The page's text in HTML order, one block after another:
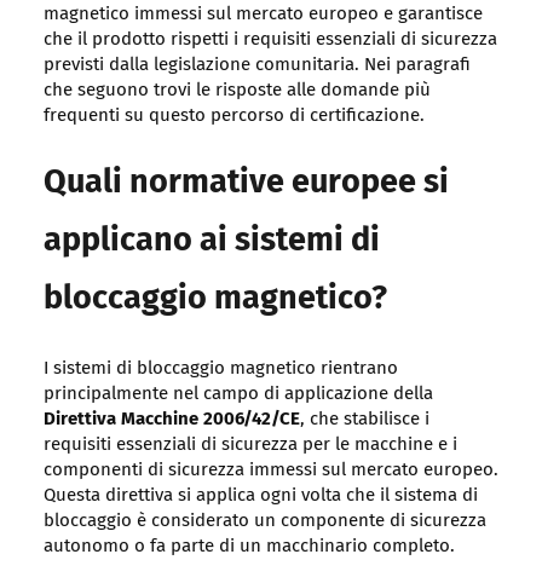
magnetico immessi sul mercato europeo e garantisce
che il prodotto rispetti i requisiti essenziali di sicurezza
previsti dalla legislazione comunitaria. Nei paragrafi
che seguono trovi le risposte alle domande più
frequenti su questo percorso di certificazione.
Quali normative europee si
applicano ai sistemi di
bloccaggio magnetico?
I sistemi di bloccaggio magnetico rientrano
principalmente nel campo di applicazione della
Direttiva Macchine 2006/42/CE, che stabilisce i
requisiti essenziali di sicurezza per le macchine e i
componenti di sicurezza immessi sul mercato europeo.
Questa direttiva si applica ogni volta che il sistema di
bloccaggio è considerato un componente di sicurezza
autonomo o fa parte di un macchinario completo.